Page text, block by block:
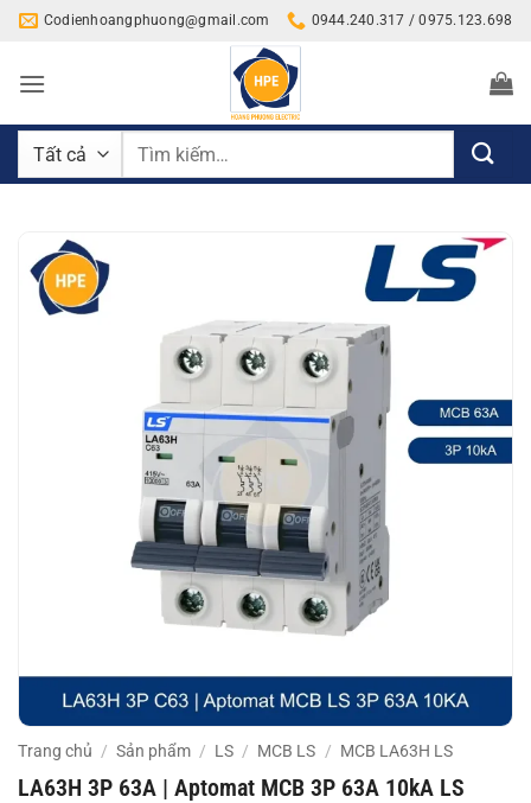
Bỏ
nội
Codienhoangphuong@gmail.com 0944.240.317 / 0975.123.698
Tìm
Trang chủ / Sản phẩm / LS / MCB LS / MCB LA63H LS
LA63H 3P 63A | Aptomat MCB 3P 63A 10kA LS